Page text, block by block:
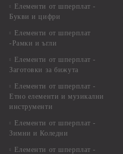
Елементи от шперплат -
Букви и цифри
Елементи от шперплат
-Рамки и ъгли
Елементи от шперплат -
Заготовки за бижута
Елементи от шперплат -
Етно елементи и музикални
инструменти
Елементи от шперплат -
Зимни и Коледни
Елементи от шперплат -